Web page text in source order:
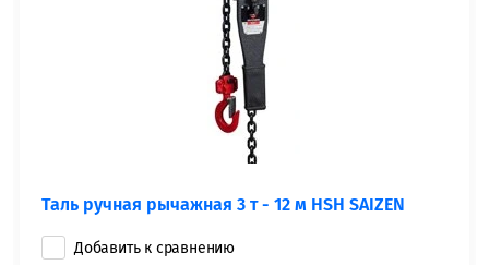
Таль ручная рычажная 3 т - 12 м HSH SAIZEN
Добавить к сравнению